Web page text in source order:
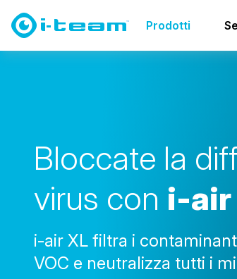
Prodotti
Ambiente interno
Bloccate la diff
virus con i-air
i-air XL filtra i
VOC e neutralizza tutti i